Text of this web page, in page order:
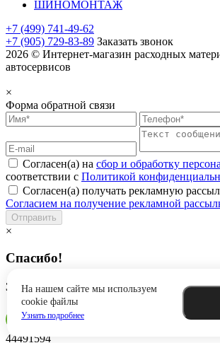
На нашем сайте мы используем
cookie файлы
Узнать подробнее
ШИНОМОНТАЖ
+7 (499) 741-49-62
+7 (905) 729-83-89 Заказать звонок
2026 © Интернет-магазин расходных
автосервисов
×
Форма обратной связи
Согласен(а) на сбор и обработку
соответствии с Политикой
Согласен(а) получать рекламную
Согласием на получение рекламной
Отправить
×
Спасибо!
Заявка успешно отправлена
44491594